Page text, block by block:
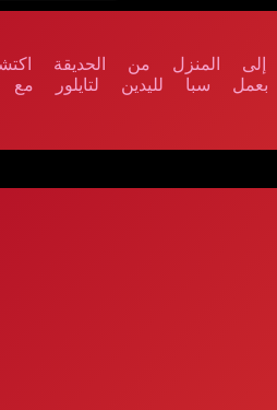
المنزل من الحديقة
لليدين لتايلور مع